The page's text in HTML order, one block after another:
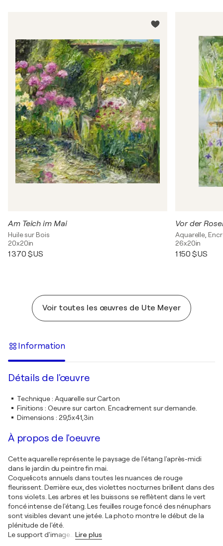
Am Teich im Mai
Huile sur Bois
20x20in
1 370 $US
Vor der
Aquarelle,
26x20in
1 150 $US
Voir toutes les œuvres de Ute Meyer
Information
Détails de l'œuvre
Technique: Aquarelle sur Carton
Finitions : Oeuvre sur carton. Encadrement sur demande.
Dimensions : 29,5x41,3in
À propos de l'oeuvre
Cette aquarelle représente le paysage de l'étang l'après-midi
dans le jardin du peintre fin mai.
Coquelicots annuels dans toutes les nuances de rouge
fleurissent. Derrière eux, des violettes nocturnes brillent dans des
tons violets. Les arbres et les buissons se reflètent dans le vert
foncé intense de l'étang. Les feuilles rouge foncé des nénuphars
sont visibles devant une jetée. La photo montre le début de la
plénitude de l'été.
Le support d'image
Lire plus